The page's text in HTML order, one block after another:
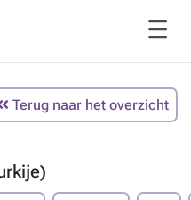
Terug naar het overzicht